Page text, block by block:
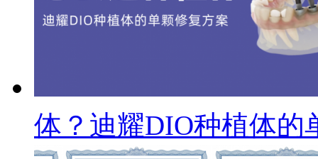
体？迪耀DIO种植体的